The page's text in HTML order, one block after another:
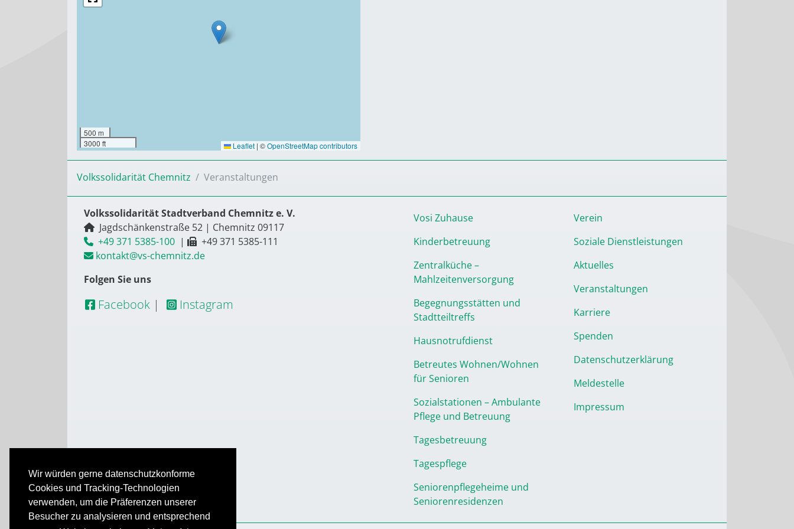
Wir würden gerne datenschutzkonforme
Cookies und Tracking-Technologien
verwenden, um die Präferenzen unserer
Besucher zu analysieren und entsprechend
500 m
3000 ft
Leaflet | ©OpenStreetMap contributors
Volkssolidarität Chemnitz Veranstaltungen
Volkssolidarität Stadtverband Chemnitz e. V.
Jagdschänkenstraße 52 | Chemnitz 09117
+49 371 5385-100 |
+49 371 5385-111
kontakt@vs-chemnitz.de
Folgen Sie uns
Facebook | Instagram
Vosi Zuhause
Kinderbetreuung
Zentralküche –
Mahlzeitenversorgung
Begegnungsstätten und
Stadtteiltreffs
Hausnotrufdienst
Betreutes Wohnen/Wohnen
für Senioren
Sozialstationen – Ambulante
Pflege und Betreuung
Tagesbetreuung
Tagespflege
Seniorenpflegeheime und
Seniorenresidenzen
Verein
Soziale Dienstleistungen
Aktuelles
Veranstaltungen
Karriere
Spenden
Datenschutzerklärung
Meldestelle
Impressum